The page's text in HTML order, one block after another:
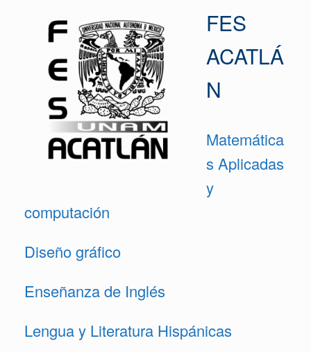
FES
ACATLÁ
N
Matemática
s Aplicadas
y
computación
Diseño gráfico
Enseñanza de Inglés
Lengua y Literatura Hispánicas